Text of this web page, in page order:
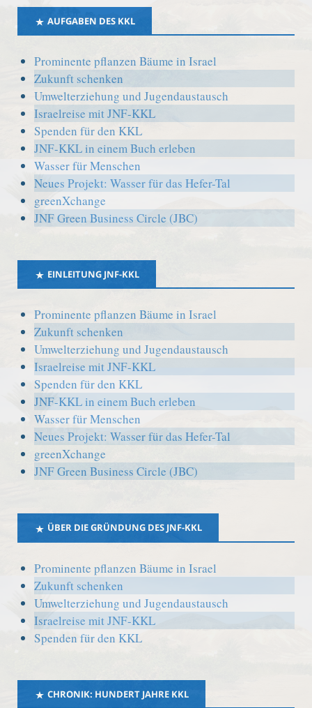
AUFGABEN DES KKL
Prominente pflanzen Bäume in Israel
Zukunft schenken
Umwelterziehung und Jugendaustausch
Israelreise mit JNF-KKL
Spenden für den KKL
JNF-KKL in einem Buch erleben
Wasser für Menschen
Neues Projekt: Wasser für das Hefer-Tal
greenXchange
JNF Green Business Circle (JBC)
EINLEITUNG JNF-KKL
Prominente pflanzen Bäume in Israel
Zukunft schenken
Umwelterziehung und Jugendaustausch
Israelreise mit JNF-KKL
Spenden für den KKL
JNF-KKL in einem Buch erleben
Wasser für Menschen
Neues Projekt: Wasser für das Hefer-Tal
greenXchange
JNF Green Business Circle (JBC)
ÜBER DIE GRÜNDUNG DES JNF-KKL
Prominente pflanzen Bäume in Israel
Zukunft schenken
Umwelterziehung und Jugendaustausch
Israelreise mit JNF-KKL
Spenden für den KKL
CHRONIK: HUNDERT JAHRE KKL